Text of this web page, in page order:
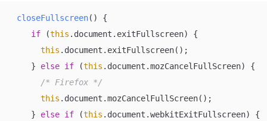
closeFullscreen( )
{
if (this .document.exitFullscreen) {
this .document.exitFullscreen();
    }
else if (this .document.mozCancelFullScreen) {
/* Firefox */
this .document.mozCancelFullScreen();
    }
else if (this .document.webkitExitFullscreen) {